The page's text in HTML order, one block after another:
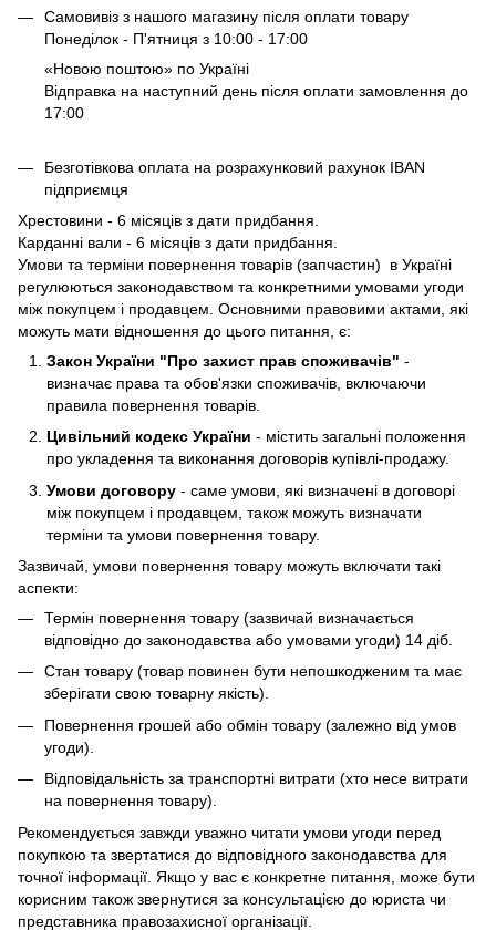
Самовивіз з нашого магазину після оплати товару
Понеділок - П'ятниця з 10:00 - 17:00
«Новою поштою» по Україні
Відправка на наступний день після оплати замовлення до
17:00
Безготівкова оплата на розрахунковий рахунок IBAN
підприємця
Хрестовини - 6 місяців з дати придбання.
Карданні вали - 6 місяців з дати придбання.
Умови та терміни повернення товарів (запчастин) в Україні
регулюються законодавством та конкретними умовами угоди
між покупцем і продавцем. Основними правовими актами, які
можуть мати відношення до цього питання, є:
Закон України "Про захист прав споживачів" -
визначає права та обов'язки споживачів, включаючи
правила повернення товарів.
Цивільний кодекс України - містить загальні положення
про укладення та виконання договорів купівлі-продажу.
Умови договору - саме умови, які визначені в договорі
між покупцем і продавцем, також можуть визначати
терміни та умови повернення товару.
Зазвичай, умови повернення товару можуть включати такі
аспекти:
Термін повернення товару (зазвичай визначається
відповідно до законодавства або умовами угоди) 14 діб.
Стан товару (товар повинен бути непошкодженим та має
зберігати свою товарну якість).
Повернення грошей або обмін товару (залежно від умов
угоди).
Відповідальність за транспортні витрати (хто несе витрати
на повернення товару).
Рекомендується завжди уважно читати умови угоди перед
покупкою та звертатися до відповідного законодавства для
точної інформації. Якщо у вас є конкретне питання, може бути
корисним також звернутися за консультацією до юриста чи
представника правозахисної організації.